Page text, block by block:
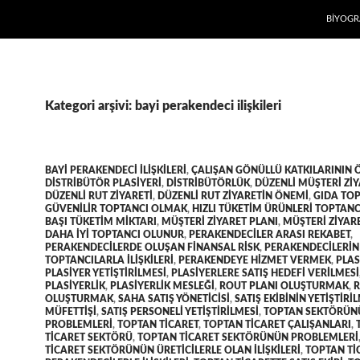
Kategori arşivi: bayi perakendeci ilişkileri
BAYI PERAKENDECI ILIŞKILERI , ÇALIŞAN GÖNÜLLÜ KATKILARININ
DISTRIBÜTÖR PLASIYERI , DISTRIBÜTÖRLÜK, DÜZENLI MÜŞTERI
DÜZENLI RUT ZIYARETI , DÜZENLI RUT ZIYARETIN ÖNEMI , GIDA
GÜVENILIR TOPTANCI OLMAK, HIZLI TÜKETIM ÜRÜNLERI
BAŞI TÜKETIM MIKTARI , MÜŞTERI ZIYARET PLANI , MÜŞTERI
DAHA IYI TOPTANCI OLUNUR, PERAKENDECILER ARASI REKABET,
PERAKENDECILERDE OLUŞAN FINANSAL RISK, PERAKENDECILERIN
TOPTANCILARLA ILIŞKILERI , PERAKENDEYE HIZMET VERMEK,
PLASIYER YETIŞTIRILMESI , PLASIYERLERE SATIŞ HEDEFI VERILMESI
PLASIYERLIK, PLASIYERLIK MESLEĞI , ROUT PLANI OLUŞTURMAK,
OLUŞTURMAK, SAHA SATIŞ YÖNETICISI , SATIŞ EKIBININ
MÜFETTIŞI , SATIŞ PERSONELI YETIŞTIRILMESI , TOPTAN
PROBLEMLERI , TOPTAN TICARET, TOPTAN TICARET ÇALIŞANLARI ,
TICARET SEKTÖRÜ, TOPTAN TICARET SEKTÖRÜNÜN PROBLEMLERI
TICARET SEKTÖRÜNÜN ÜRETICILERLE OLAN ILIŞKILERI , TOPTAN